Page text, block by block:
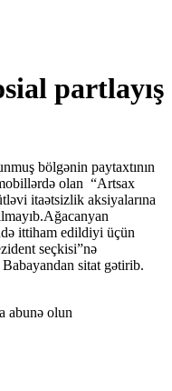
partlayış
bölgənin paytaxtının
olan “Artsax
itaətsizlik aksiyalarına
ittiham edildiyi üçün
seçkisi”nə
sitat gətirib.
abunə olun